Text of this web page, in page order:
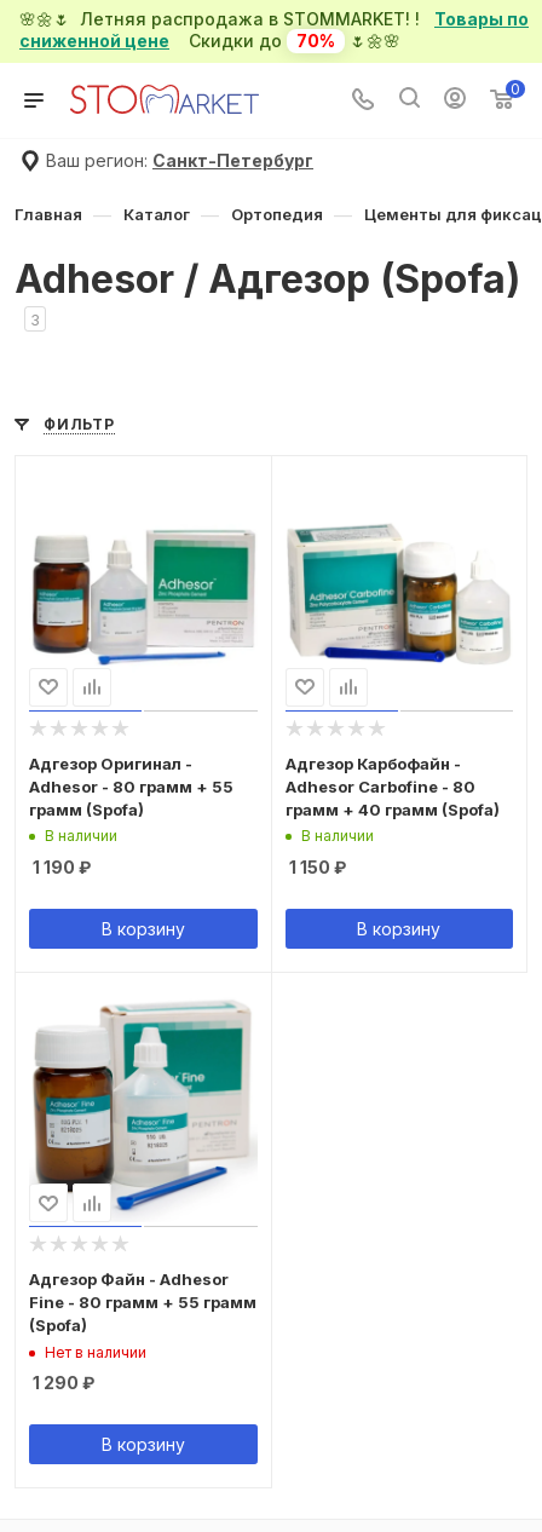
🌸🌼🌷 Летняя распродажа в STOMMARKET! ! Товары по
сниженной цене Скидки до 70% 🌷🌼🌸
0
Ваш регион: Санкт-Петербург
Главная — Каталог — Ортопедия — Цементы для
Adhesor / Адгезор (Spofa)
3
ФИЛЬТР
Адгезор Оригинал -
Adhesor - 80 грамм + 55
грамм (Spofa)
В наличии
1 190 ₽
В корзину
Адгезор Карбофайн -
Adhesor Carbofine - 80
грамм + 40 грамм (Spofa)
В наличии
1 150 ₽
В корзину
Адгезор Файн - Adhesor
Fine - 80 грамм + 55 грамм
(Spofa)
Нет в наличии
1 290 ₽
В корзину